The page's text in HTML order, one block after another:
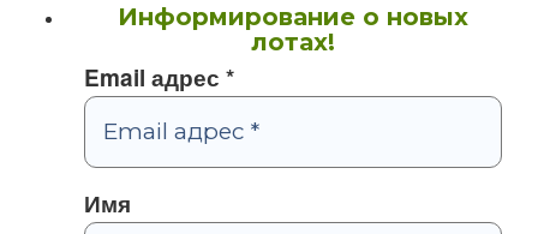
Информирование о новых
лотах!
Email адрес *
Имя